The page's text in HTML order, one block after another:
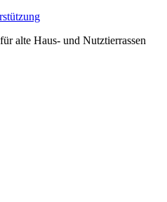
alte Haus- und Nutztierrassen